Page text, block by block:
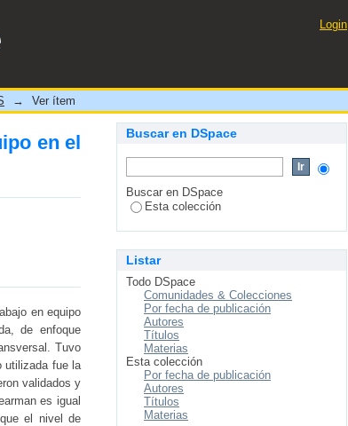
en el laboratorio Von Baeyer ELC
Login
→ Ver ítem
en el
en equipo
de enfoque
Tuvo
utilizada fue la
validados y
es igual
el nivel de
Buscar en DSpace
Buscar en DSpace
Esta colección
Listar
Todo DSpace
Comunidades & Colecciones
Por fecha de publicación
Autores
Títulos
Materias
Esta colección
Por fecha de publicación
Autores
Títulos
Materias